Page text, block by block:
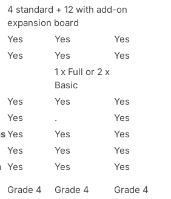
4 standard + 12 with add-on
expansion board
Yes Yes
Yes
Yes Yes
Yes
1 x Full or 2 x
Basic
Yes Yes
Yes
Yes .
Yes
Yes Yes
Yes
Yes Yes
Yes
Yes Yes
Yes
Grade 4 Grade 4 Grade 4